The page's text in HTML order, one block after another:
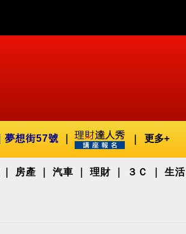
夢想街57號 更多+
房產 汽車 理財 ３Ｃ 生活